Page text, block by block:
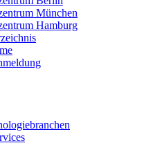
München
Hamburg